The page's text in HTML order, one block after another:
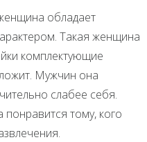
обладает
Такая женщина
комплектующие
Мужчин она
слабее себя.
тому, кого